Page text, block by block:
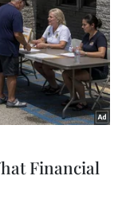
Tài chính
Vạn Thịnh Phát
Financial